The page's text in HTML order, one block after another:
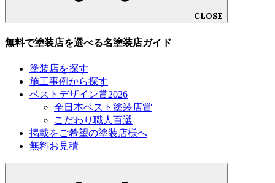
CLOSE
無料で塗装店を選べる名塗装店ガイド
塗装店を探す
施工事例から探す
ベストデザイン賞2026
全日本ベスト塗装店賞
こだわり職人百選
掲載をご希望の塗装店様へ
無料お見積